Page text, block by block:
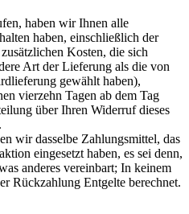
haben wir Ihnen alle
haben, einschließlich der
Kosten, die sich
Art der Lieferung als die von
gewählt haben),
vierzehn Tagen ab dem Tag
über Ihren Widerruf dieses
wir dasselbe Zahlungsmittel, das
eingesetzt haben, es sei denn,
anderes vereinbart; In keinem
Rückzahlung Entgelte berechnet.